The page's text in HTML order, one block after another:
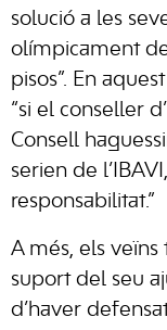
solució a les
olímpicament
pisos”. En
“si el conseller
Consell
serien de
responsabilitat.”
A més, els
suport del seu
d’haver